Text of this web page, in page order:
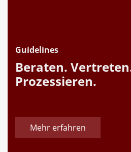
Guidelines
Beraten.
Prozessieren.
Mehr erfahren